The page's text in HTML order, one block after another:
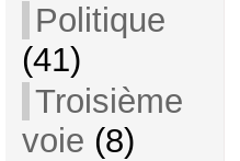
Politique
(41)
Troisième
voie (8)